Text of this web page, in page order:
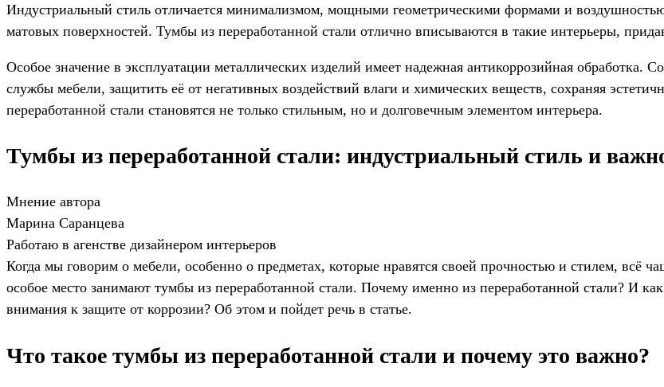
Индустриальный стиль отличается минимализмом, мощными геометрическими формами и
матовых поверхностей. Тумбы из переработанной стали отлично вписываются в такие интерьеры,
Особое значение в эксплуатации металлических изделий имеет надежная антикоррозийная обработка.
службы мебели, защитить её от негативных воздействий влаги и химических веществ, сохраняя
переработанной стали становятся не только стильным, но и долговечным элементом интерьера.
Тумбы из переработанной стали: индустриальный стиль и
Мнение автора
Марина Саранцева
Работаю в агенстве дизайнером интерьеров
Когда мы говорим о мебели, особенно о предметах, которые нравятся своей прочностью и стилем, всё
особое место занимают тумбы из переработанной стали. Почему именно из переработанной стали? И
внимания к защите от коррозии? Об этом и пойдет речь в статье.
Что такое тумбы из переработанной стали и почему это важно?